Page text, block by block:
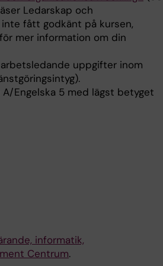
Ledarskap och
fått godkänt på kursen,
för mer information om din
uppgifter inom
A/Engelska 5 med lägst betyget
informatik,
Centrum.